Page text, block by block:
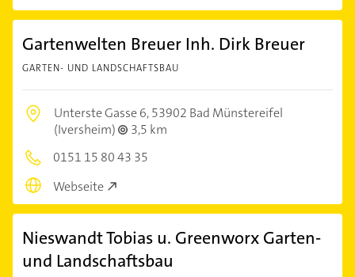
Gartenwelten Breuer Inh. Dirk Breuer
GARTEN- UND LANDSCHAFTSBAU
Unterste Gasse 6,53902 Bad Münstereifel
(Iversheim)
3,5 km
0151 15 80 43 35
Webseite
Nieswandt Tobias u. Greenworx Garten-
und Landschaftsbau